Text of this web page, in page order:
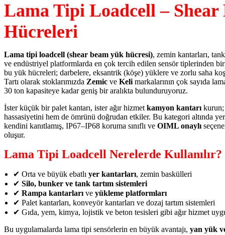
Lama Tipi Loadcell – Shear
Hücreleri
Lama tipi loadcell (shear beam yük hücresi), zemin kantarları,
ve endüstriyel platformlarda en çok tercih edilen sensör tiplerinden
bu yük hücreleri; darbelere, eksantrik (köşe) yüklere ve zorlu saha
Tartı olarak stoklarımızda Zemic ve Keli markalarının çok sayıda
30 ton kapasiteye kadar geniş bir aralıkta bulunduruyoruz.
İster küçük bir palet kantarı, ister ağır hizmet kamyon kantarı kurun;
hassasiyetini hem de ömrünü doğrudan etkiler. Bu kategori altında
kendini kanıtlamış, IP67–IP68 koruma sınıflı ve OIML onaylı
oluşur.
Lama Tipi Loadcell Nerelerde Kullanılır?
✔ Orta ve büyük ebatlı yer kantarları, zemin baskülleri
✔ Silo, bunker ve tank tartım sistemleri
✔ Rampa kantarları ve yükleme platformları
✔ Palet kantarları, konveyör kantarları ve dozaj tartım sistemleri
✔ Gıda, yem, kimya, lojistik ve beton tesisleri gibi ağır hizmet
Bu uygulamalarda lama tipi sensörlerin en büyük avantajı, yan yük